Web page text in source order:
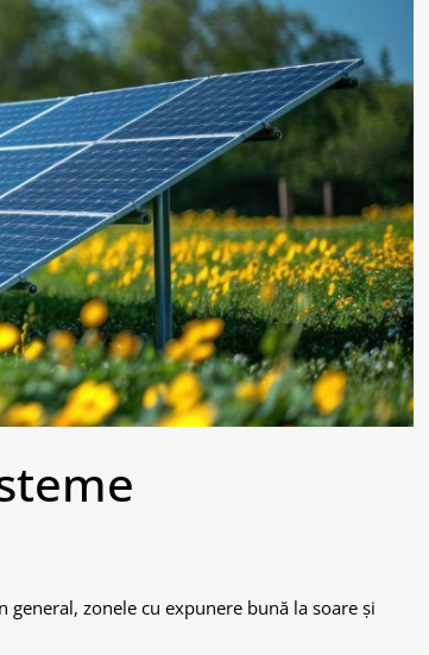
zonele cu expunere bună la soare și